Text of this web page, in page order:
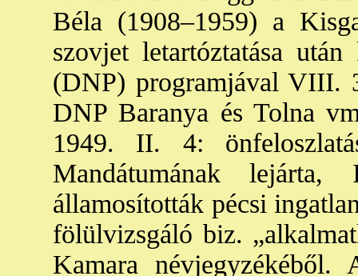
Béla (1908–1959) a
szovjet letartóztatása
(DNP) programjával VIII.
DNP Baranya és Tolna
1949. II. 4:
Mandátumának
államosították pécsi
fölülvizsgáló biz.
Kamara